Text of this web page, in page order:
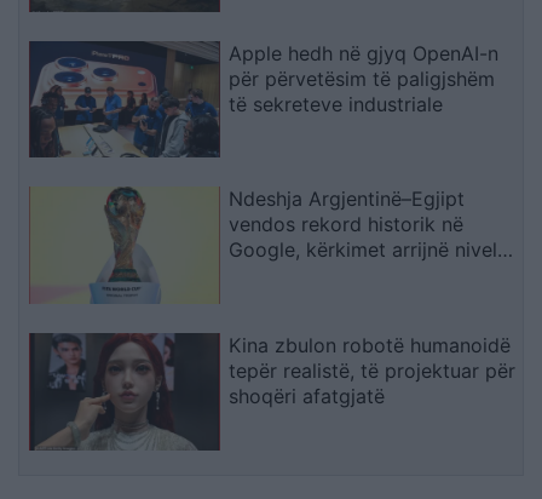
Apple hedh në gjyq OpenAI-n
për përvetësim të paligjshëm
të sekreteve industriale
Ndeshja Argjentinë–Egjipt
vendos rekord historik në
Google, kërkimet arrijnë nivele
Kina zbulon robotë humanoidë
tepër realistë, të projektuar për
shoqëri afatgjatë